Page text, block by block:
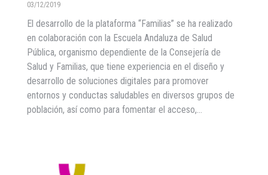
03/12/2019
El desarrollo de la plataforma “Familias” se ha realizado
en colaboración con la Escuela Andaluza de Salud
Pública, organismo dependiente de la Consejería de
Salud y Familias, que tiene experiencia en el diseño y
desarrollo de soluciones digitales para promover
entornos y conductas saludables en diversos grupos de
población, así como para fomentar el acceso,…